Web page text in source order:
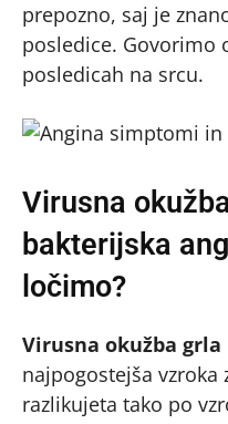
prepozno, saj je
posledice. Govorimo
posledicah na srcu.
Virusna
bakterijska
ločimo?
Virusna okužba grla
najpogostejša vzroka
razlikujeta tako po